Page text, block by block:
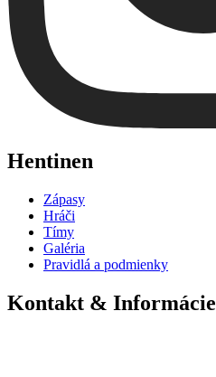
Hentinen
Zápasy
Hráči
Tímy
Galéria
Pravidlá a podmienky
Kontakt & Informácie